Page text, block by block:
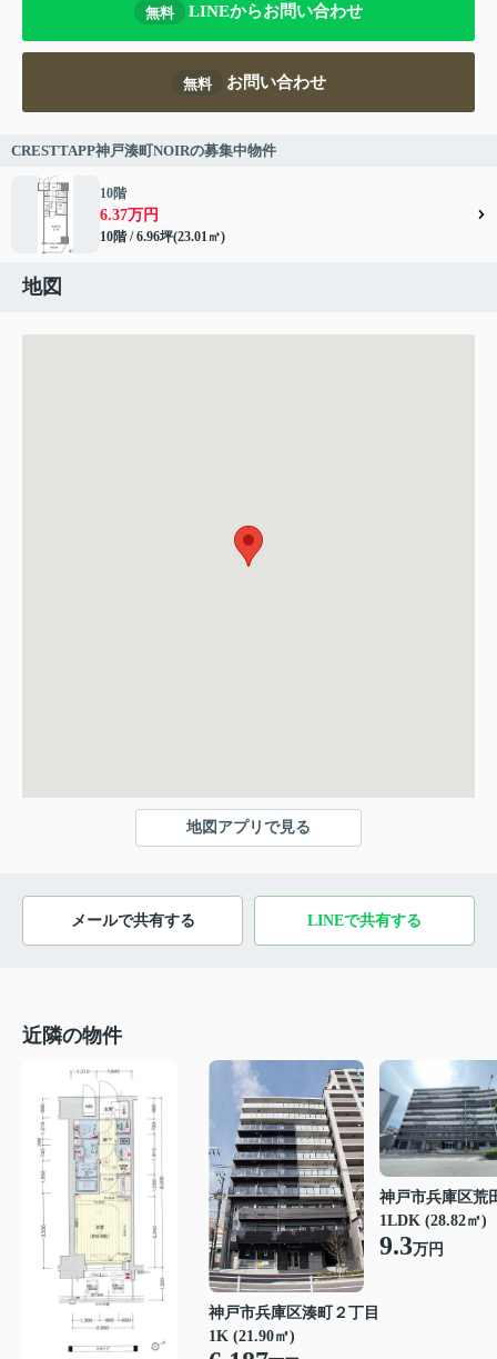
無料 LINEからお問い合わせ
無料 お問い合わせ
CRESTTAPP神戸湊町NOIRの募集中物件
10階
6.37万円
10階 / 6.96坪(23.01㎡)
地図
地図アプリで見る
メールで共有する LINEで共有する
近隣の物件
神戸市兵庫区湊町２丁目
1K (21.90㎡)
神戸市兵庫区荒
1LDK (28.82㎡)
9.3万円